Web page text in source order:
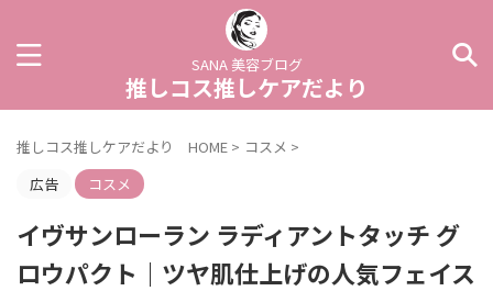
SANA 美容ブログ
推しコス推しケアだより
推しコス推しケアだより HOME > コスメ >
広告
コスメ
イヴサンローラン ラディアントタッチ グ
ロウパクト｜ツヤ肌仕上げの人気フェイス